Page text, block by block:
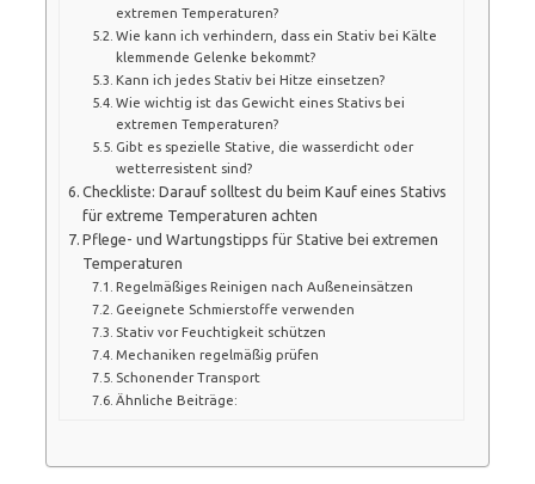
extremen Temperaturen?
Wie kann ich verhindern, dass ein Stativ bei Kälte
klemmende Gelenke bekommt?
Kann ich jedes Stativ bei Hitze einsetzen?
Wie wichtig ist das Gewicht eines Stativs bei
extremen Temperaturen?
Gibt es spezielle Stative, die wasserdicht oder
wetterresistent sind?
Checkliste: Darauf solltest du beim Kauf eines Stativs
für extreme Temperaturen achten
Pflege- und Wartungstipps für Stative bei extremen
Temperaturen
Regelmäßiges Reinigen nach Außeneinsätzen
Geeignete Schmierstoffe verwenden
Stativ vor Feuchtigkeit schützen
Mechaniken regelmäßig prüfen
Schonender Transport
Ähnliche Beiträge: